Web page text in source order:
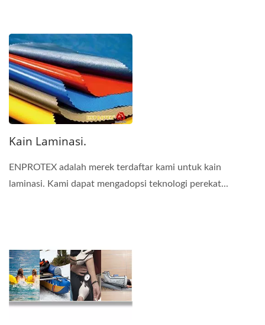
Kain Laminasi.
ENPROTEX adalah merek terdaftar kami untuk kain
laminasi. Kami dapat mengadopsi teknologi perekat...